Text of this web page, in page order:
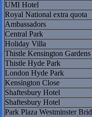
UMI Hotel
Royal National extra quota
Ambassadors
Central Park
Holiday Villa
Thistle Kensington Gardens
Thistle Hyde Park
London Hyde Park
Kensington Close
Shaftesbury Hotel
Shaftesbury Hotel
Park Plaza Westminster